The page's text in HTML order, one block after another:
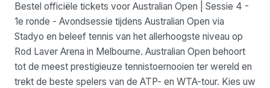
Bestel officiële tickets voor Australian Open | Sessie 4 -
1e ronde - Avondsessie tijdens Australian Open via
Stadyo en beleef tennis van het allerhoogste niveau op
Rod Laver Arena in Melbourne. Australian Open behoort
tot de meest prestigieuze tennistoernooien ter wereld en
trekt de beste spelers van de ATP- en WTA-tour. Kies uw